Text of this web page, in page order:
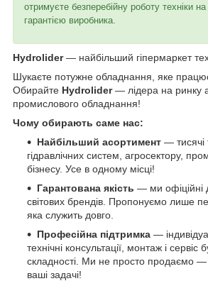
отримуєте безперебійну роботу техніки
гарантією виробника.
Hydrolider— найбільший гіпермаркет
Шукаєте потужне обладнання, яке
Обирайте Hydrolider— лідера на ринку
промислового обладнання!
Чому обирають саме нас:
Найбільший асортимент — тисячі
гідравлічних систем, агросектору,
бізнесу. Усе в одному місці!
Гарантована якість — ми офіційні
світових брендів. Пропонуємо лише
яка служить довго.
Професійна підтримка —
технічні консультації, монтаж і сервіс
складності. Ми не просто продаємо —
ваші задачі!